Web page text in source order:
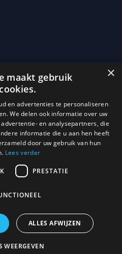
0736.938.296 · BE 0736 938
×
maakt gebruik
en advertenties te personaliseren
We delen ook informatie over uw
en analysepartners, die
informatie die u aan hen heeft
door uw gebruik van hun
Lees verder
PRESTATIE
ALLES AFWIJZEN
WEERGEVEN